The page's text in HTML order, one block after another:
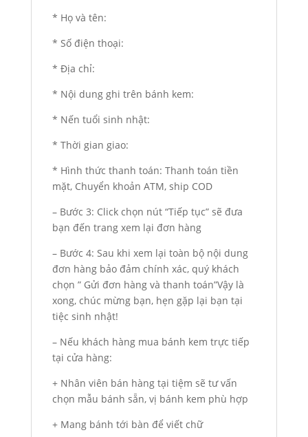
* Họ và tên:
* Số điện thoại:
* Địa chỉ:
* Nội dung ghi trên bánh kem:
* Nến tuổi sinh nhật:
* Thời gian giao:
* Hình thức thanh toán: Thanh toán tiền
mặt, Chuyển khoản ATM, ship COD
– Bước 3: Click chọn nút “Tiếp tục” sẽ đưa
bạn đến trang xem lại đơn hàng
– Bước 4: Sau khi xem lại toàn bộ nội dung
đơn hàng bảo đảm chính xác, quý khách
chọn ” Gửi đơn hàng và thanh toán”Vậy là
xong, chúc mừng bạn, hẹn gặp lại bạn tại
tiệc sinh nhật!
– Nếu khách hàng mua bánh kem trực tiếp
tại cửa hàng:
+ Nhân viên bán hàng tại tiệm sẽ tư vấn
chọn mẫu bánh sẵn, vị bánh kem phù hợp
+ Mang bánh tới bàn để viết chữ